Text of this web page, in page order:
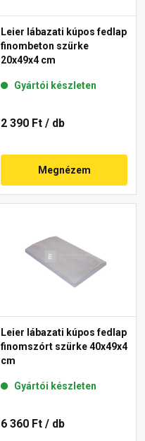
Leier lábazati kúpos fedlap
finombeton szürke
20x49x4 cm
Gyártói készleten
2 390 Ft / db
Megnézem
Leier lábazati kúpos fedlap
finomszórt szürke 40x49x4
cm
Gyártói készleten
6 360 Ft / db